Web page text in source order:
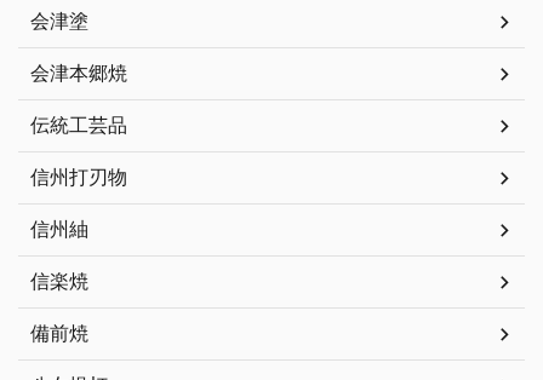
会津塗
会津本郷焼
伝統工芸品
信州打刃物
信州紬
信楽焼
備前焼